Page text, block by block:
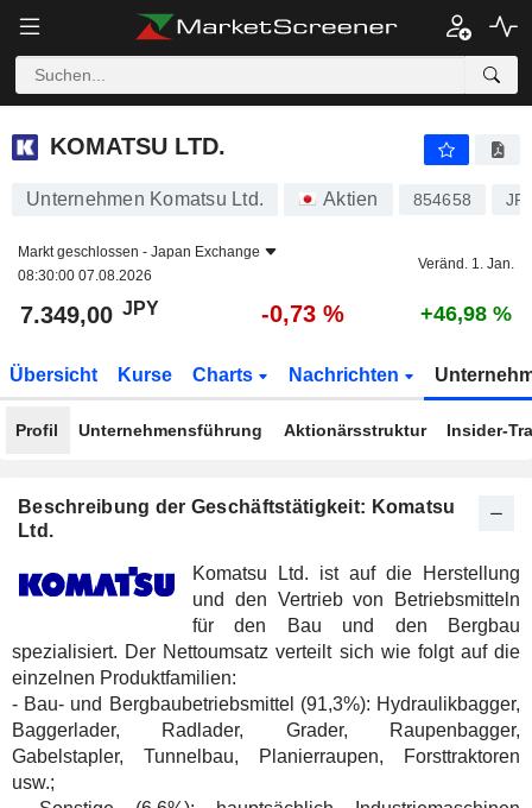
KOMATSU LTD.
KOMATSU LTD.
Unternehmen Komatsu Ltd. Aktien 854658
Markt geschlossen - Japan Exchange
08:30:00 07.08.2026
Veränd. 1. Jan.
7.349,00 JPY -0,73 % +46,98 %
Übersicht Kurse Charts Nachrichten
Profil Unternehmensführung Aktionärsstruktur Insider-
Beschreibung der Geschäftstätigkeit: Komatsu
Ltd.
Komatsu Ltd. ist auf die Herstellung
und den Vertrieb von Betriebsmitteln
für den Bau und den Bergbau
spezialisiert. Der Nettoumsatz verteilt sich wie folgt auf die
einzelnen Produktfamilien:
- Bau- und Bergbaubetriebsmittel (91,3%): Hydraulikbagger,
Baggerlader, Radlader, Grader, Raupenbagger,
Gabelstapler, Tunnelbau, Planierraupen, Forsttraktoren
usw.;